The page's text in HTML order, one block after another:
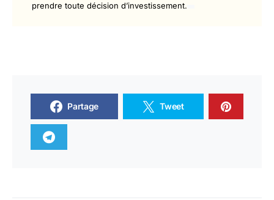
prendre toute décision d’investissement.
Partage Tweet